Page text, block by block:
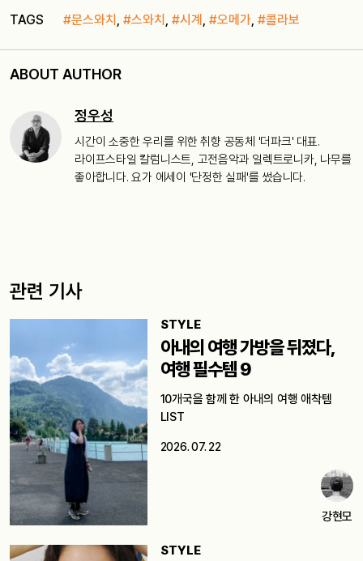
TAGS #문스와치 , #스와치 , #시계 , #오메가, #콜라보
ABOUT AUTHOR
정우성
시간이 소중한 우리를 위한 취향 공동체 '더파크' 대표.
라이프스타일 칼럼니스트, 고전음악과 일렉트로니카, 나무를
좋아합니다. 요가 에세이 '단정한 실패'를 썼습니다.
관련 기사
STYLE
아내의 여행 가방을 뒤졌다,
여행 필수템 9
10개국을 함께 한 아내의 여행 애착템
LIST
2026. 07. 22
강현모
STYLE